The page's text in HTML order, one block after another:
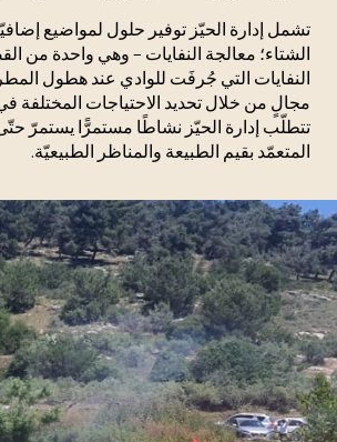
تشمل إدارة الحيّز توفير حلول لمواضيع
الشتاء؛ معالجة النفايات – وهي واحدة من
النفايات التي جُرفَت للوادي عند هطول
مجالٍ من خلال تحديد الاحتياجات المختلفة
تتطلّب إدارة الحيّز نشاطًا مستمرًّا يستمرّ
المتعمّد بقيم الطبيعة والمناظر الطبيعيّة.